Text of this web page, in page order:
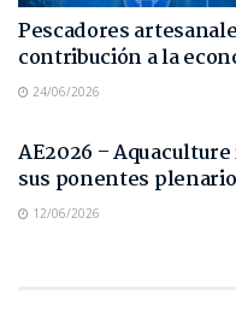
Pescadores
contribución a la
24/06/2026
AE2026 –
sus ponentes
12/06/2026